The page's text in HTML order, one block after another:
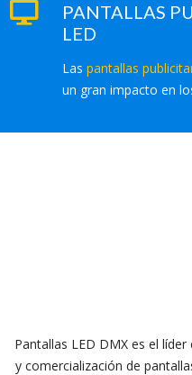
PANTALLAS
LED
Las pantallas
un gran impacto en
Pantallas LED DMX es el
y comercialización de